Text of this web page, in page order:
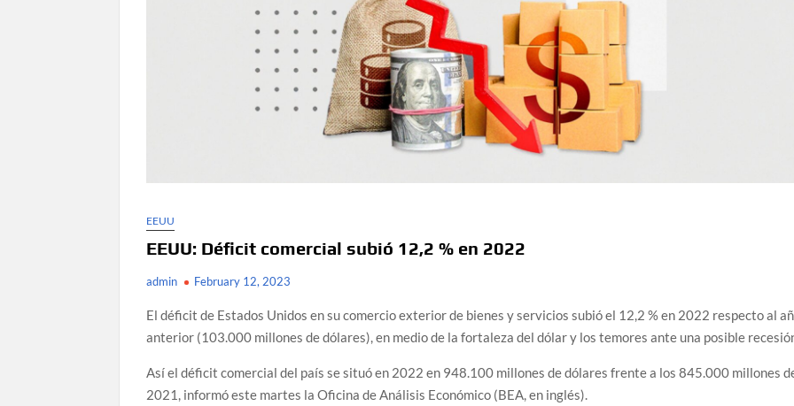
EEUU
EEUU: Déficit comercial subió 12,2 % en 2022
admin February 12, 2023
El déficit de Estados Unidos en su comercio exterior de bienes y servicios subió el 12,2 % en 2022 respecto al
anterior (103.000 millones de dólares), en medio de la fortaleza del dólar y los temores ante una posible
Así el déficit comercial del país se situó en 2022 en 948.100 millones de dólares frente a los 845.000 millones
2021, informó este martes la Oficina de Análisis Económico (BEA, en inglés).